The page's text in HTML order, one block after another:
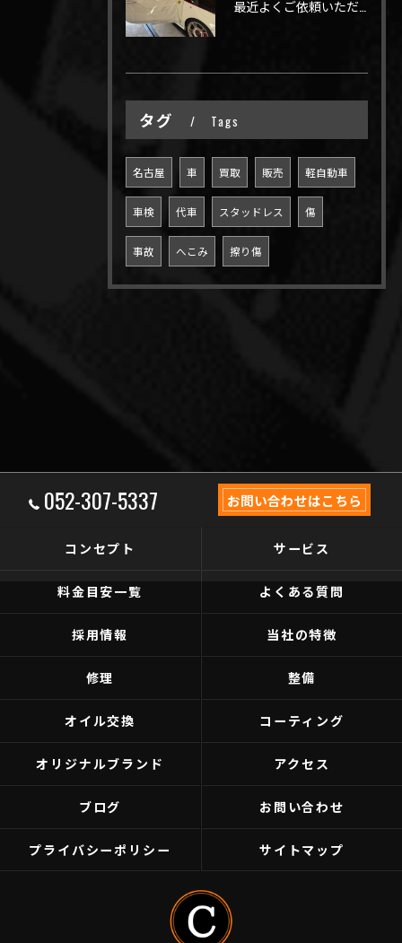
タグ Tags
名古屋 車 買取 販売 軽自動車
車検 代車 スタッドレス 傷
事故 へこみ 擦り傷
052-307-5337 お問い合わせはこちら
コンセプト サービス
料金目安一覧 よくある質問
採用情報 当社の特徴
修理 整備
オイル交換 コーティング
オリジナルブランド アクセス
ブログ お問い合わせ
プライバシーポリシー サイトマップ